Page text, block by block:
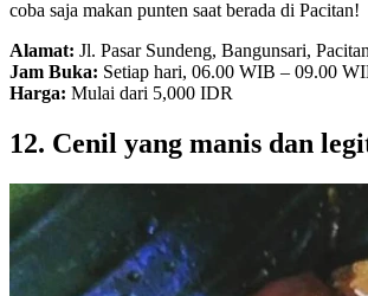
coba saja makan punten saat berada di Pacitan!
Alamat: Jl. Pasar Sundeng, Bangunsari, Pacitan
Jam Buka: Setiap hari, 06.00 WIB – 09.00
Harga: Mulai dari 5,000 IDR
12. Cenil yang manis dan